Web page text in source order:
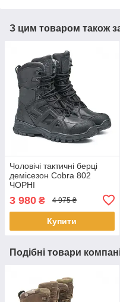
З цим товаром також
Чоловічі тактичні берці
демісезон Cobra 802
ЧОРНІ
3 980 ₴ 4 975 ₴
Купити
Подібні товари